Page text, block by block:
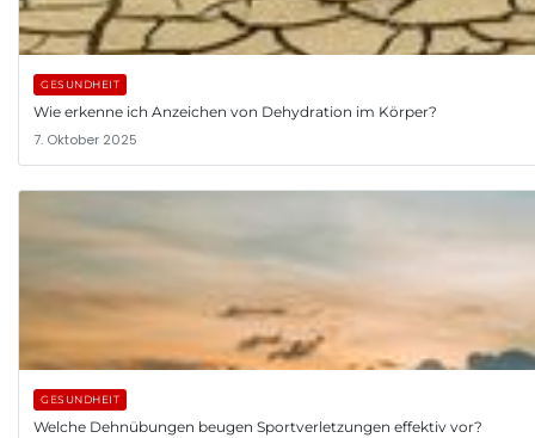
GESUNDHEIT
Wie erkenne ich Anzeichen von Dehydration im Körper?
7. Oktober 2025
GESUNDHEIT
Welche Dehnübungen beugen Sportverletzungen effektiv vor?